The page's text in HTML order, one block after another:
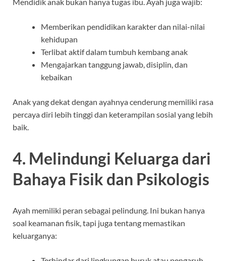
Memberikan pendidikan karakter dan nilai-nilai
kehidupan
Terlibat aktif dalam tumbuh kembang anak
Mengajarkan tanggung jawab, disiplin, dan
kebaikan
Anak yang dekat dengan ayahnya cenderung memiliki rasa
percaya diri lebih tinggi dan keterampilan sosial yang lebih
baik.
4. Melindungi Keluarga dari
Bahaya Fisik dan Psikologis
Ayah memiliki peran sebagai pelindung. Ini bukan hanya
soal keamanan fisik, tapi juga tentang memastikan
keluarganya: